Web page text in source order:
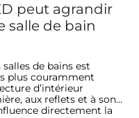
peut agrandir
salle de bain
de bains est
plus couramment
d’intérieur
aux reflets et à son
directement la